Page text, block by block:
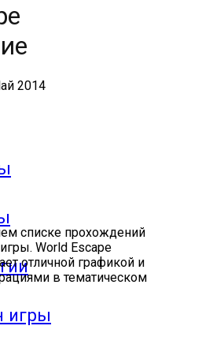
игры
2014
списке прохождений
World Escape
отличной графикой и
в тематическом